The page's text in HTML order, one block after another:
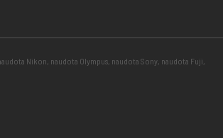
Nikon, naudota Olympus, naudota Sony, naudota Fuji,